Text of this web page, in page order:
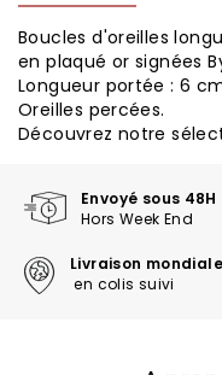
Boucles d'oreilles
en plaqué or signées
Longueur portée : 6
Oreilles percées.
Découvrez notre
Envoyé sous 48H
Hors Week End
Livraison mondiale
en colis suivi